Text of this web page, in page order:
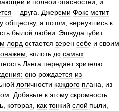
и полной опасностей
и
– друга Джереми Фокс мстит
обществу, а потом вернувшись к
былой любви Эшвуда губит
лорд остается верен себе и своим
вплоть до самых
Ланга передает зрителю
оно рождается из
логичности каждого плана
из
Добавьте к этому скромность
которая как тонкий слой пыли